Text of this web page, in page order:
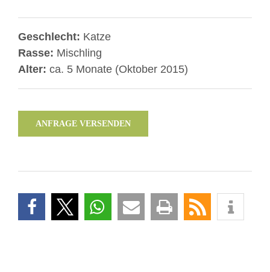
Geschlecht: Katze
Rasse: Mischling
Alter: ca. 5 Monate (Oktober 2015)
ANFRAGE VERSENDEN